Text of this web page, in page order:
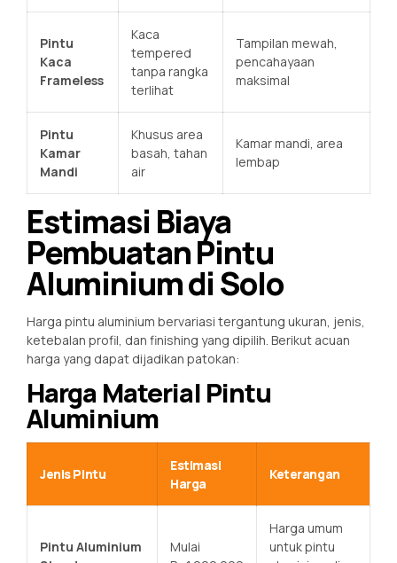
Pintu
Kaca
Frameless
Kaca
tempered
tanpa rangka
terlihat
Tampilan mewah,
pencahayaan
maksimal
Pintu
Kamar
Mandi
Khusus area
basah, tahan
air
Kamar mandi, area
lembap
Estimasi Biaya
Pembuatan Pintu
Aluminium di Solo
Harga pintu aluminium bervariasi tergantung ukuran, jenis,
ketebalan profil, dan finishing yang dipilih. Berikut acuan
harga yang dapat dijadikan patokan:
Harga Material Pintu
Aluminium
Jenis Pintu
Estimasi
Harga
Keterangan
Pintu Aluminium
Mulai
Harga umum
untuk pintu